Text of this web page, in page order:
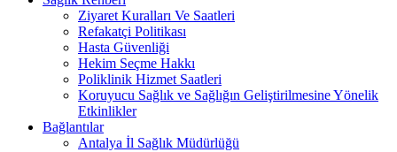
Ziyaret Kuralları Ve Saatleri
Refakatçi Politikası
Hasta Güvenliği
Hekim Seçme Hakkı
Poliklinik Hizmet Saatleri
Koruyucu Sağlık ve Sağlığın Geliştirilmesine Yönelik
Etkinlikler
Bağlantılar
Antalya İl Sağlık Müdürlüğü